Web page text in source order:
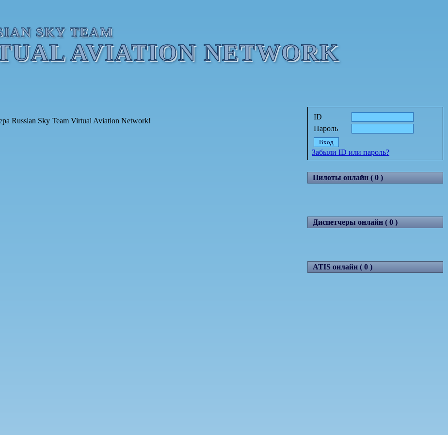
SKY TEAM
AVIATION NETWORK
Russian Sky Team Virtual Aviation Network!
ID
Пароль
Забыли ID или пароль?
Пилоты онлайн ( 0 )
Диспетчеры онлайн ( 0 )
ATIS онлайн ( 0 )